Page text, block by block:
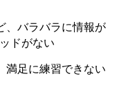
のレベルを上げた
まくなれたらそれ